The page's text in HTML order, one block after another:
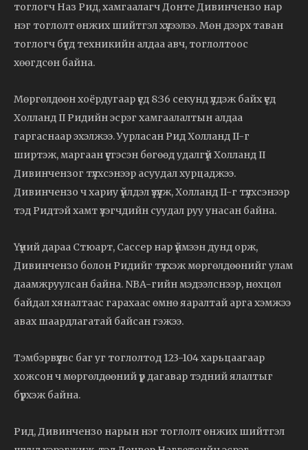
тоглогч Наз Рид, хамгаалагч Донте Дивинчензо нар
нэг тоглолт өнжих шийтгэл хүлээлээ. Мөн дээрх таван
тоглогч бүгд техникийн алдаа авч, тоглолтоос
хөөгдсөн байна.
Мөргөлдөөн хоёрдугаар үед 8:36 секунд үлдэж байх үед
Холланд II Ридийн эсрэг хамгаалалтын алдаа
гаргаснаар эхэлжээ. Уурласан Рид Холланд II-г
ширтэж, маргаан үүсгэсэн бөгөөд удалгүй Холланд II
Дивинчензог түлхсэнээр асуудал хурцаджээ.
Дивинчензо ч хариу үйлдэл үзүүлж, Холланд II-г түлхсэнээр
тэд Ридтэй хамт үзэгчдийн суудал руу унасан байна.
Үүний дараа Стюарт, Сассер нар үймээн дунд орж,
Дивинчензо болон Ридийг түлхэж мөргөлдөөнийг улам
даамжруулсан байна. NBA-гийн мэдээлснээр, нөхцөл
байдал хяналтаас гарахаас өмнө яаралтай арга хэмжээ
авах шаардлагатай байсан гэжээ.
Тэмбэрвүүлвс баг уг тоглолтод 123-104 харьцаагаар
хожсон ч мөргөлдөөний үр дагавар тэдний ялалтыг
бүрхэж байна.
Рид, Дивинчензо нарын нэг тоглолт өнжих шийтгэл